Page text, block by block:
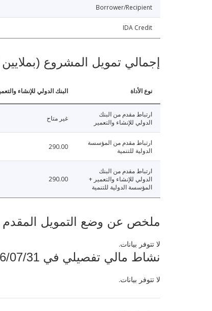
Borrower/Recipient
IDA Credit
إجمالي تمويل المشروع (بملايين
نوع الأداة البنك الدولي للإنشاء
ارتباط مقدم من البنك
الدولي للإنشاء والتعمير
غير متاح
ارتباط مقدم من المؤسسة
الدولية للتنمية
290.00
ارتباط مقدم من البنك
الدولي للإنشاء والتعمير +
المؤسسة الدولية للتنمية
290.00
ملخص عن وضع التمويل المقدم من
لا تتوفر بيانات.
نشاط مالي تفصيلي في 2026/07/31
لا تتوفر بيانات.